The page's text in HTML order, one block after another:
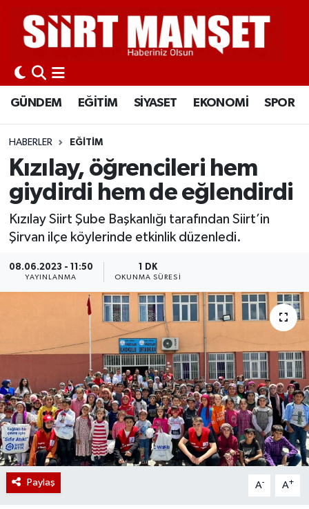
GÜNDEM EĞİTİM SİYASET EKONOMİ SPOR
HABERLER EĞİTİM
Kızılay, öğrencileri hem
giydirdi hem de eğlendirdi
Kızılay Siirt Şube Başkanlığı tarafından Siirt’in
Şirvan ilçe köylerinde etkinlik düzenledi.
08.06.2023 - 11:50
YAYINLANMA
1 DK
OKUNMA SÜRESI
Paylaş A- A+
GÜNDEM
EĞİTİM
SİYASET
EKONOMİ
SPOR
İLÇELER
KÜLTÜR-SANAT
SAĞLIK-YAŞAM
Siirt Nöbetçi Eczaneler
Siirt Hava Durumu
Siirt Namaz Vakitleri
Siirt Trafik Yoğunluk Haritası
Süper Lig Puan Durumu ve Fikstür
Tüm Manşetler
Son Dakika Haberleri
Haber Arşivi